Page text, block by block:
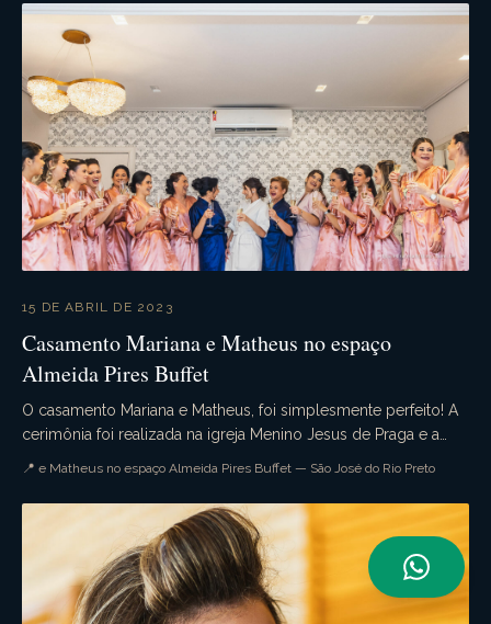
15 DE ABRIL DE 2023
Casamento Mariana e Matheus no espaço
Almeida Pires Buffet
O casamento Mariana e Matheus, foi simplesmente perfeito! A
cerimônia foi realizada na igreja Menino Jesus de Praga e a
recepção no belíssimo espaço Almeida ...
📍 e Matheus no espaço Almeida Pires Buffet — São José do Rio Preto